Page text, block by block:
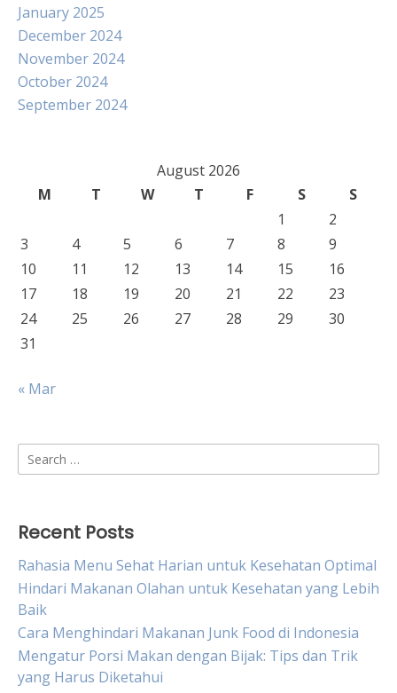
January 2025
December 2024
November 2024
October 2024
September 2024
August 2026
M
T W T F S
S
1
2
3
4 5 6 7 8
9
10
11 12 13 14 15
16
17
18 19 20 21 22
23
24
25 26 27 28 29
30
31
« Mar
Search
for:
Recent Posts
Rahasia Menu Sehat Harian untuk Kesehatan Optimal
Hindari Makanan Olahan untuk Kesehatan yang Lebih
Baik
Cara Menghindari Makanan Junk Food di Indonesia
Mengatur Porsi Makan dengan Bijak: Tips dan Trik
yang Harus Diketahui